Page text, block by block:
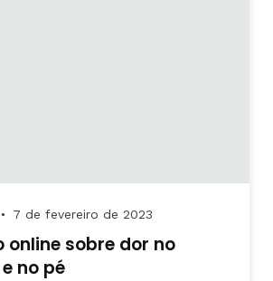
● 7 de fevereiro de 2023
online sobre dor no
no pé